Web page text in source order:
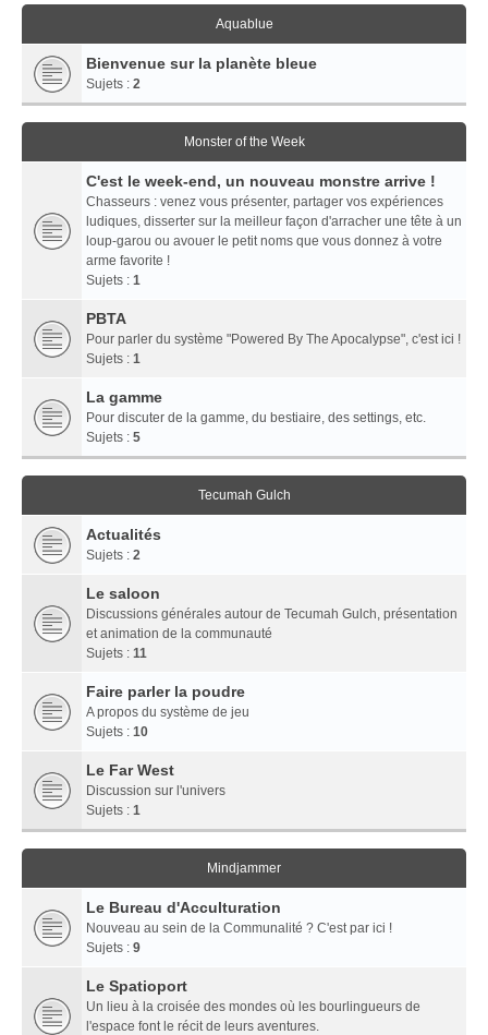
Aquablue
Bienvenue sur la planète bleue
Sujets : 2
Monster of the Week
C'est le week-end, un nouveau monstre arrive !
Chasseurs : venez vous présenter, partager vos expériences
ludiques, disserter sur la meilleur façon d'arracher une tête à un
loup-garou ou avouer le petit noms que vous donnez à votre
arme favorite !
Sujets : 1
PBTA
Pour parler du système "Powered By The Apocalypse", c'est ici !
Sujets : 1
La gamme
Pour discuter de la gamme, du bestiaire, des settings, etc.
Sujets : 5
Tecumah Gulch
Actualités
Sujets : 2
Le saloon
Discussions générales autour de Tecumah Gulch, présentation
et animation de la communauté
Sujets : 11
Faire parler la poudre
A propos du système de jeu
Sujets : 10
Le Far West
Discussion sur l'univers
Sujets : 1
Mindjammer
Le Bureau d'Acculturation
Nouveau au sein de la Communalité ? C'est par ici !
Sujets : 9
Le Spatioport
Un lieu à la croisée des mondes où les bourlingueurs de
l'espace font le récit de leurs aventures.